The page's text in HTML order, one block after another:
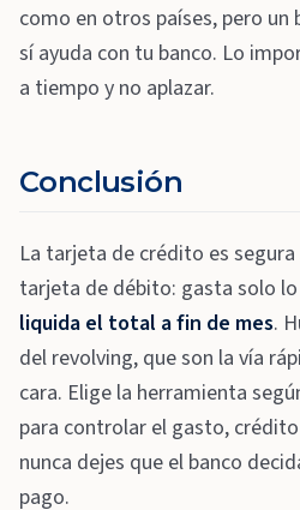
como en otros países, pero un
sí ayuda con tu banco. Lo
a tiempo y no aplazar.
Conclusión
La tarjeta de crédito es
tarjeta de débito: gasta solo
liquida el total a fin de mes.
del revolving, que son la vía
cara. Elige la herramienta
para controlar el gasto,
nunca dejes que el banco
pago.